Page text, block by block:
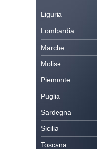
Liguria
Lombardia
Marche
Molise
Piemonte
Puglia
Sardegna
Sicilia
Toscana